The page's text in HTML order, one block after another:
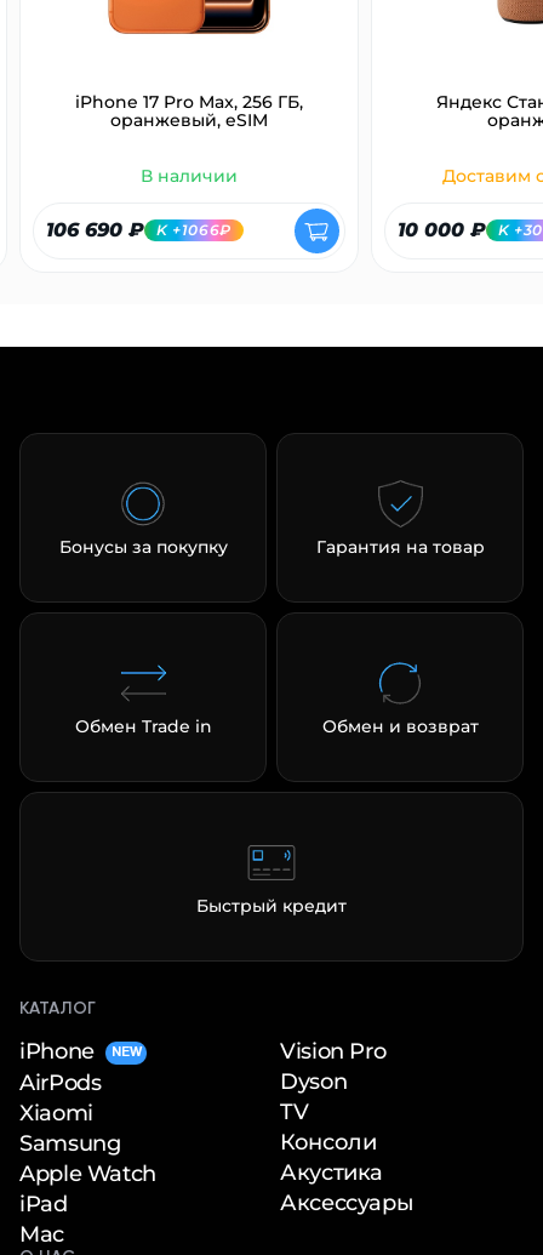
iPhone 17 Pro Max, 256 ГБ,
оранжевый, eSIM
В наличии
106 690 ₽ K +1066₽
Яндекс
Доставим
10 000 ₽ K
Бонусы за покупку Гарантия на товар
Обмен Trade in Обмен и возврат
Быстрый кредит
КАТАЛОГ
iPhone NEW
AirPods
Xiaomi
Samsung
Apple Watch
iPad
Mac
Vision Pro
Dyson
TV
Консоли
Акустика
Аксессуары